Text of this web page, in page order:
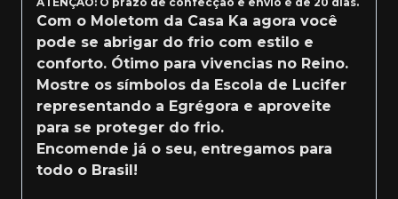
Com o Moletom da Casa Ka agora você
pode se abrigar do frio com estilo e
conforto. Ótimo para vivencias no Reino.
Mostre os símbolos da Escola de Lucifer
representando a Egrégora e aproveite
para se proteger do frio.
Encomende já o seu, entregamos para
todo o Brasil!